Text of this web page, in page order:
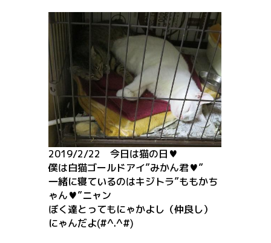
2019/2/22 今日は猫の日♥
僕は白猫ゴールドアイ”みかん君♥”
一緒に寝ているのはキジトラ”ももかち
ゃん♥”ニャン
ぼく達とってもにゃかよし（仲良し）
にゃんだよ(#^.^#)